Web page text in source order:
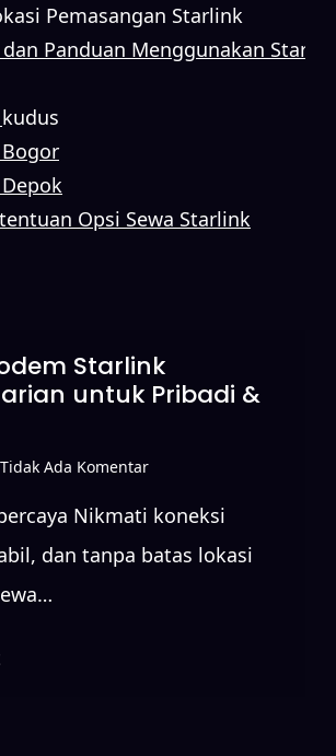
Pemasangan Starlink
dan Panduan Menggunakan
kudus
Opsi Sewa Starlink
Starlink
untuk Pribadi &
Tidak Ada Komentar
Nikmati koneksi
dan tanpa batas lokasi